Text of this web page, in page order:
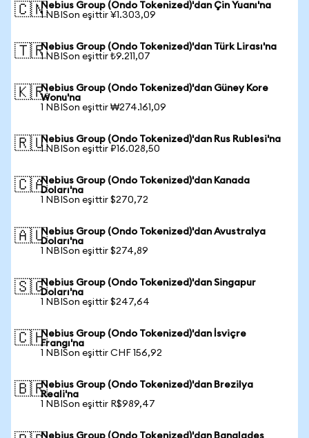
🇨🇳Nebius Group (Ondo Tokenized)'dan Çin Yuanı'na
1 NBISon eşittir ¥1.303,09
🇹🇷Nebius Group (Ondo Tokenized)'dan Türk Lirası'na
1 NBISon eşittir ₺9.211,07
🇰🇷Nebius Group (Ondo Tokenized)'dan Güney Kore
Wonu'na
1 NBISon eşittir ₩274.161,09
🇷🇺Nebius Group (Ondo Tokenized)'dan Rus Rublesi'na
1 NBISon eşittir ₽16.028,50
🇨🇦Nebius Group (Ondo Tokenized)'dan Kanada
Doları'na
1 NBISon eşittir $270,72
🇦🇺Nebius Group (Ondo Tokenized)'dan Avustralya
Doları'na
1 NBISon eşittir $274,89
🇸🇬Nebius Group (Ondo Tokenized)'dan Singapur
Doları'na
1 NBISon eşittir $247,64
🇨🇭Nebius Group (Ondo Tokenized)'dan İsviçre
Frangı'na
1 NBISon eşittir CHF 156,92
🇧🇷Nebius Group (Ondo Tokenized)'dan Brezilya
Reali'na
1 NBISon eşittir R$989,47
Nebius Group (Ondo Tokenized)'dan Bangladeş